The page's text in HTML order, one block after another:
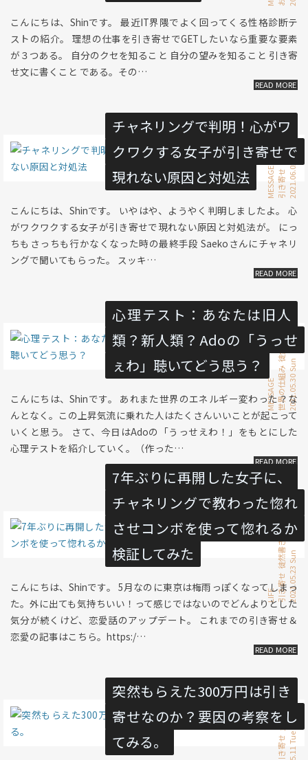
こんにちは、Shinです。 最近IT界隈でよく回ってくる性格診断テ
ストの紹介。 理想の仕事を引き寄せでGETしたいなら重要な要素
が３つある。 自分のクセを知ること 自分の望みを知ること 引き寄
せ文に書くこと である。その…
MESSAGE引き寄せ
恋愛 2021.06.02 Wed
チャネリングで判明！心がワ
クワクする女子が引き寄せで
現れない原因と対処法
こんにちは、Shinです。 いやはや、ようやく判明しましたよ。 心
がワクワクする女子が引き寄せで現れない原因と対処法が。 にっ
ちもさっちも行かなくなった時の最終手段 Saekoさんにチャネリ
ングで聞いてもらった。 スッキ…
MESSAGE世界の仕組み
徒然書き
2021.05.30 Sun
心理テスト：あなたは旧人
類？新人類？Adoの「うっせ
ぇわ」聴いてどう思う？
こんにちは、Shinです。 あれまた世界のエネルギー変わった？な
んとなく。この上昇気流に乗れた人はたくさんいいことが起こって
いくと思う。 さて、今日はAdoの「うっせえわ！」をもとにした
心理テストを紹介していく。（作った…
LIFE引き寄せ
徒然書き
恋愛
2021.05.23 Sun
7年ぶりに再開した女子に、
チャネリングで教わった惚れ
させコンボを使って惚れるか
検証してみた
こんにちは、Shinです。 5月なのに東京は梅雨っぽくなってしまっ
た。外に出ても気持ちいい！って感じではないのでどんよりとした
気分が続くけど、恋愛話のアップデート。 これまでの引き寄せ＆
恋愛の記事はこちら。https:/…
引き寄せ
量子論
突然もらえた300万円は引き
寄せなのか？要因の考察をし
てみる。